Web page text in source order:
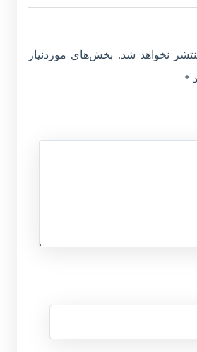
نخواهد شد. بخش‌های موردنیاز
*